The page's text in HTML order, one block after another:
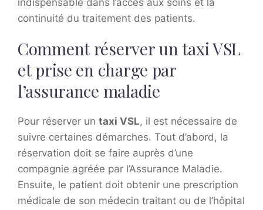
indispensable dans l’accès aux soins et la
continuité du traitement des patients.
Comment réserver un taxi VSL
et prise en charge par
l’assurance maladie
Pour réserver un taxi VSL, il est nécessaire de
suivre certaines démarches. Tout d’abord, la
réservation doit se faire auprès d’une
compagnie agréée par l’Assurance Maladie.
Ensuite, le patient doit obtenir une prescription
médicale de son médecin traitant ou de l’hôpital